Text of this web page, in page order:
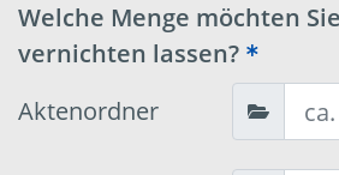
Welche Menge möchten
vernichten lassen?
Aktenordner